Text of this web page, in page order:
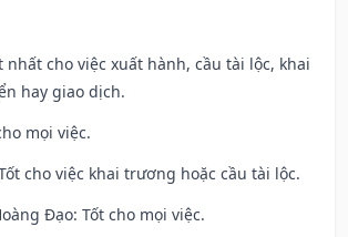
nhất cho việc xuất hành, cầu tài lộc, khai
hay giao dịch.
mọi việc.
cho việc khai trương hoặc cầu tài lộc.
Đạo: Tốt cho mọi việc.